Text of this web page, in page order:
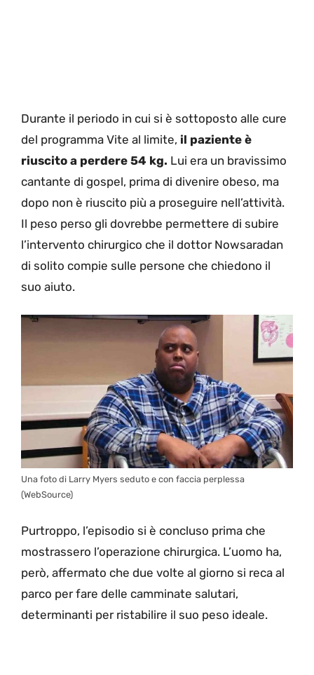
Durante il periodo in cui si è sottoposto alle cure
del programma Vite al limite, il paziente è
riuscito a perdere 54 kg. Lui era un bravissimo
cantante di gospel, prima di divenire obeso, ma
dopo non è riuscito più a proseguire nell’attività.
Il peso perso gli dovrebbe permettere di subire
l’intervento chirurgico che il dottor Nowsaradan
di solito compie sulle persone che chiedono il
suo aiuto.
Una foto di Larry Myers seduto e con faccia perplessa
(WebSource)
Purtroppo, l’episodio si è concluso prima che
mostrassero l’operazione chirurgica. L’uomo ha,
però, affermato che due volte al giorno si reca al
parco per fare delle camminate salutari,
determinanti per ristabilire il suo peso ideale.